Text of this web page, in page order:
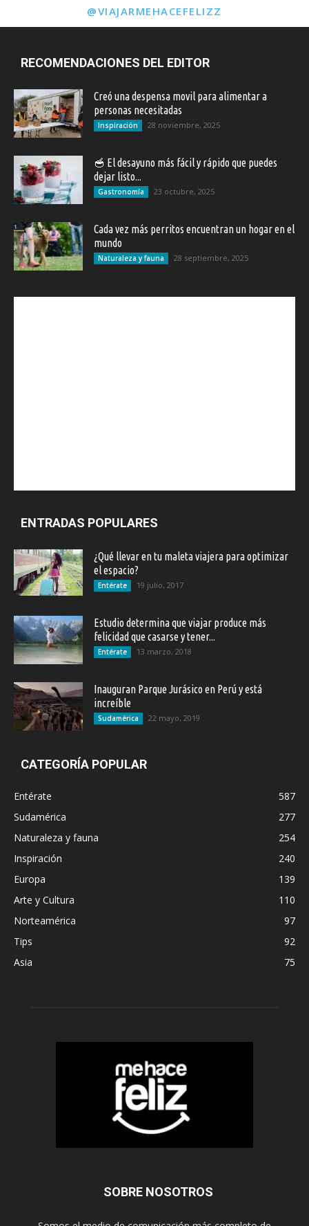
@VIAJARMEHACEFELIZZ
RECOMENDACIONES DEL EDITOR
Creó una despensa movil para alimentar a
personas necesitadas
Inspiración 28 noviembre, 2025
🥣 El desayuno más fácil y rápido que puedes
dejar listo...
Gastronomía 23 octubre, 2025
Cada vez más perritos encuentran un hogar en el
mundo
Naturaleza y fauna 28 septiembre, 2025
ENTRADAS POPULARES
¿Qué llevar en tu maleta viajera para optimizar
el espacio?
Entérate 19 julio, 2017
Estudio determina que viajar produce más
felicidad que casarse y tener...
Entérate 13 marzo, 2018
Inauguran Parque Jurásico en Perú y está
increíble
Sudamérica 22 mayo, 2019
CATEGORÍA POPULAR
Entérate
587
Sudamérica
277
Naturaleza y fauna
254
Inspiración
240
Europa
139
Arte y Cultura
110
Norteamérica
97
Tips
92
Asia
75
SOBRE NOSOTROS